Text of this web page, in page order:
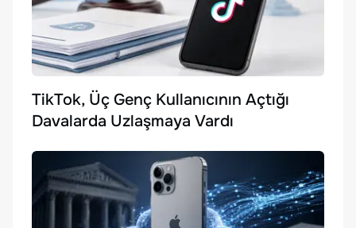
TikTok, Üç Genç Kullanıcının Açtığı
Davalarda Uzlaşmaya Vardı